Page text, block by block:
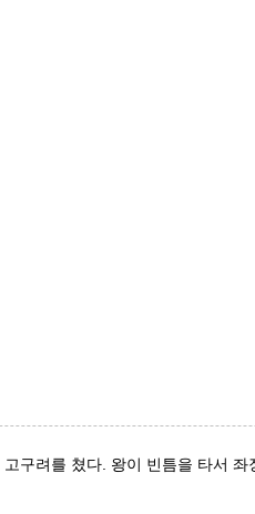
구려를 쳤다. 왕이 빈틈을 타서